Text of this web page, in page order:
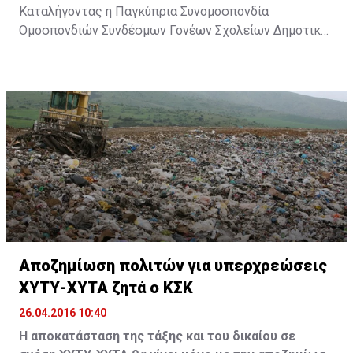
Καταλήγοντας η Παγκύπρια Συνομοσπονδία
Ομοσπονδιών Συνδέσμων Γονέων Σχολείων Δημοτικής
Οργανωμένοι Γονείς) έχοντας κοινούς στόχους και
επιδιώξεις οφείλουν να συζητούν και να επιλύουν τα
οποιαδήποτε προβλήματα προκύπτουν καθώς και την
υιοθέτηση νέων πολιτικών μέσα από ένα γόνιμο και
εξαντλητικό διάλογο.
Αποζημίωση πολιτών για υπερχρεώσεις
ΧΥΤΥ-ΧΥΤΑ ζητά ο ΚΣΚ
26.04.2016 10:40
Η αποκατάσταση της τάξης και του δικαίου σε